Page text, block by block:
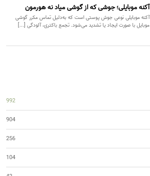
آکنه موبایلی؛ جوشی که از گوشی میاد نه هورمون
آکنه موبایلی نوعی جوش پوستی است که به‌دلیل تماس مکرر گوشی
موبایل با صورت ایجاد یا تشدید می‌شود. تجمع باکتری، آلودگی [...]
992
904
256
104